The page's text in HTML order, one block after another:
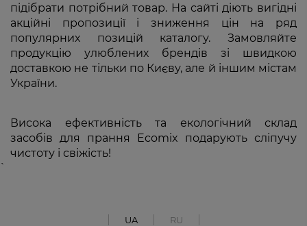
підібрати потрібний товар. На сайті діють вигідні
акційні пропозиції і зниження цін на ряд
популярних позицій каталогу. Замовляйте
продукцію улюблених брендів зі швидкою
доставкою не тільки по Києву, але й іншим містам
України.
Висока ефективність та екологічний склад
засобів для прання Ecomix подарують сліпучу
чистоту і свіжість!
`
UA RU